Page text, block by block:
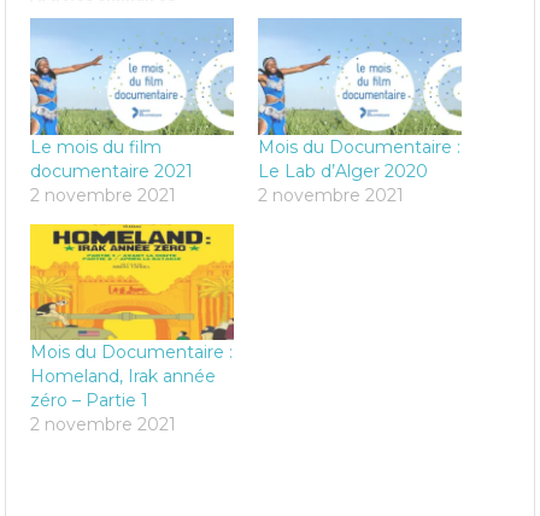
Le mois du film
documentaire 2021
2 novembre 2021
Mois du Documentaire :
Le Lab d’Alger 2020
2 novembre 2021
Mois du Documentaire :
Homeland, Irak année
zéro – Partie 1
2 novembre 2021